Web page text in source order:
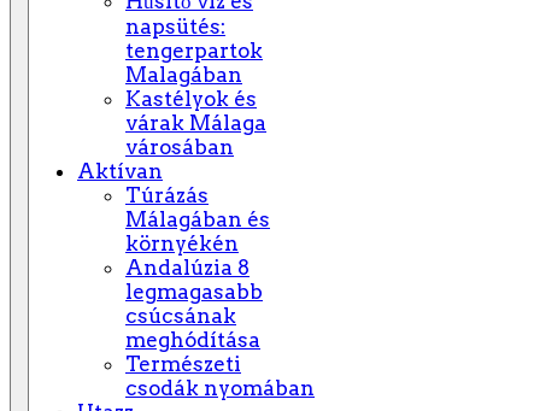
napsütés:
tengerpartok
Malagában
Kastélyok és
várak Málaga
városában
Aktívan
Túrázás
Málagában és
környékén
Andalúzia 8
legmagasabb
csúcsának
meghódítása
Természeti
csodák nyomában